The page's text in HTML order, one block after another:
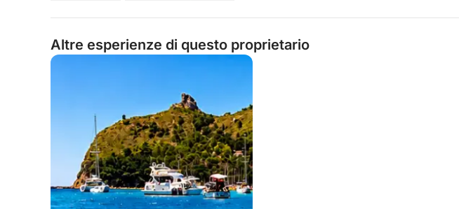
Altre esperienze di questo proprietario